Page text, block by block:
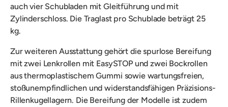
auchvier Schubladen mit Gleitführung und mit
Zylinderschloss. Die Traglast pro Schublade beträgt 25
kg.
Zur weiteren Ausstattung gehört diespurlose Bereifung
mit zwei Lenkrollen mit EasySTOP und zwei Bockrollen
aus thermoplastischem Gummi sowie wartungsfreien,
stoßunempfindlichen und widerstandsfähigen Präzisions-
Rillenkugellagern. Die Bereifung der Modelle ist zudem